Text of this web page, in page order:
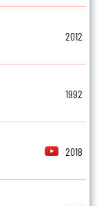
2012
1992
2018